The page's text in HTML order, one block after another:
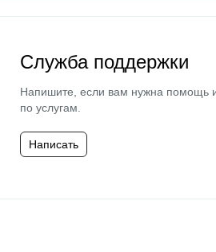
Служба поддержки
Напишите, если вам нужна помощь
по услугам.
Написать